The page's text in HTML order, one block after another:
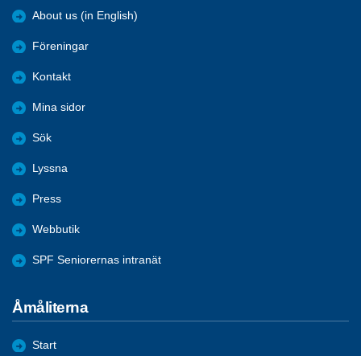
About us (in English)
Föreningar
Kontakt
Mina sidor
Sök
Lyssna
Press
Webbutik
SPF Seniorernas intranät
Åmåliterna
Start